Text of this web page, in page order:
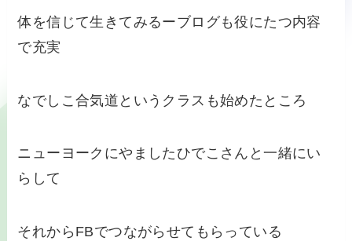
体を信じて生きてみるーブログも役にたつ内容
で充実
なでしこ合気道というクラスも始めたところ
ニューヨークにやましたひでこさんと一緒にい
らして
それからFBでつながらせてもらっている